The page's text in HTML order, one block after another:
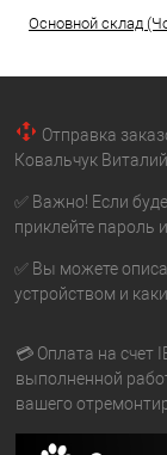
Основной склад
Отправка
Ковальчук Виталий.
✅ Важно! Если
приклейте пароль
✅ Вы можете
устройством и
💳 Оплата на счет
выполненной
вашего